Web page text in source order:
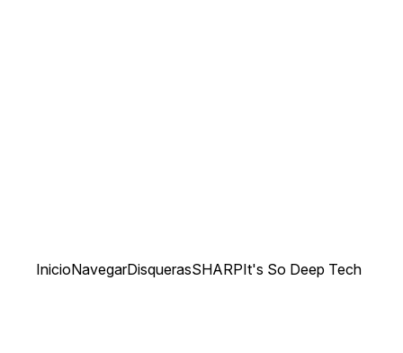
InicioNavegarDisquerasSHARPIt's So Deep Tech